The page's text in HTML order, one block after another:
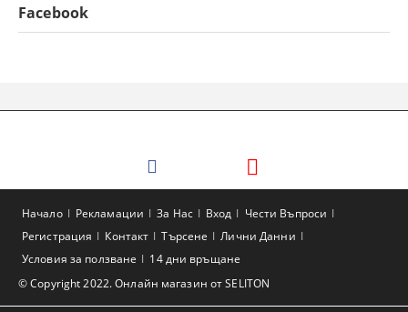
Facebook
© Copyright 2022. Онлайн магазин от SELITON
Начало Рекламации За Нас Вход
Чести Въпроси
Регистрация
Контакт Търсене
Лични Данни
Условия за ползване
14 дни връщане